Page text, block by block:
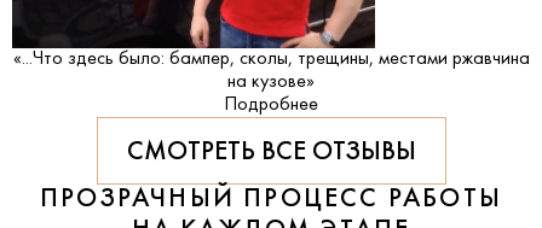
«...Что здесь было: бампер, сколы, трещины, местами ржавчина
на кузове»
Подробнее
СМОТРЕТЬ ВСЕ ОТЗЫВЫ
ПРОЗРАЧНЫЙ ПРОЦЕСС РАБОТЫ